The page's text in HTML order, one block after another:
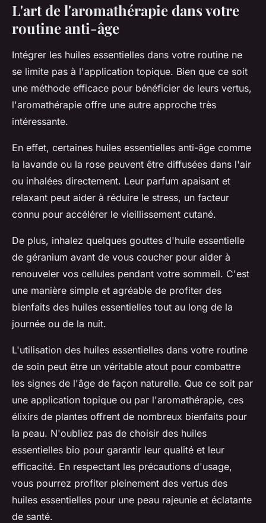
L'art de l'aromathérapie dans votre
routine anti-âge
Intégrer les huiles essentielles dans votre routine ne
se limite pas à l'application topique. Bien que ce soit
une méthode efficace pour bénéficier de leurs vertus,
l'aromathérapie offre une autre approche très
intéressante.
En effet, certaines huiles essentielles anti-âge comme
la lavande ou la rose peuvent être diffusées dans l'air
ou inhalées directement. Leur parfum apaisant et
relaxant peut aider à réduire le stress, un facteur
connu pour accélérer le vieillissement cutané.
De plus, inhalez quelques gouttes d'huile essentielle
de géranium avant de vous coucher pour aider à
renouveler vos cellules pendant votre sommeil. C'est
une manière simple et agréable de profiter des
bienfaits des huiles essentielles tout au long de la
journée ou de la nuit.
L'utilisation des huiles essentielles dans votre routine
de soin peut être un véritable atout pour combattre
les signes de l'âge de façon naturelle. Que ce soit par
une application topique ou par l'aromathérapie, ces
élixirs de plantes offrent de nombreux bienfaits pour
la peau. N'oubliez pas de choisir des huiles
essentielles bio pour garantir leur qualité et leur
efficacité. En respectant les précautions d'usage,
vous pourrez profiter pleinement des vertus des
huiles essentielles pour une peau rajeunie et éclatante
de santé.